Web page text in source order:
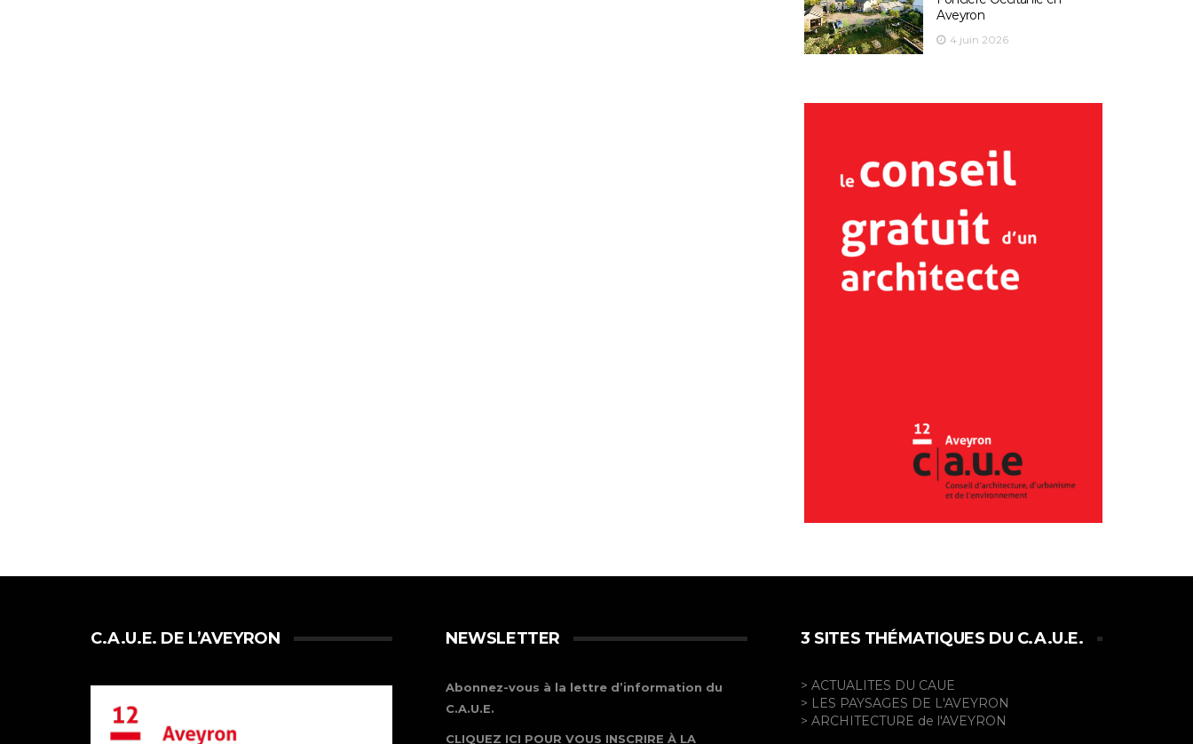
Aveyron
4 juin 2026
C.A.U.E. DE L’AVEYRON NEWSLETTER
Abonnez-vous à la lettre d’information du
C.A.U.E.
CLIQUEZ ICI POUR VOUS INSCRIRE À LA
3 SITES THÉMATIQUES DU C.A.U.E.
> ACTUALITES DU CAUE
> LES PAYSAGES DE L'AVEYRON
> ARCHITECTURE de l'AVEYRON